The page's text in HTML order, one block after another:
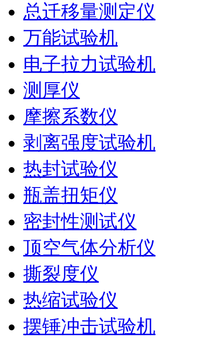
总迁移量测定仪
万能试验机
电子拉力试验机
测厚仪
摩擦系数仪
剥离强度试验机
热封试验仪
瓶盖扭矩仪
密封性测试仪
顶空气体分析仪
撕裂度仪
热缩试验仪
摆锤冲击试验机